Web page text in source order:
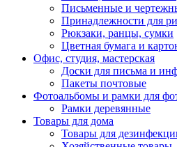
Письменные и
Принадлежности для
Рюкзаки, ранцы, сумки
Цветная бумага и
Офис, студия, мастерская
Доски для письма и
Пакеты почтовые
Фотоальбомы и рамки для
Рамки деревянные
Товары для дома
Товары для